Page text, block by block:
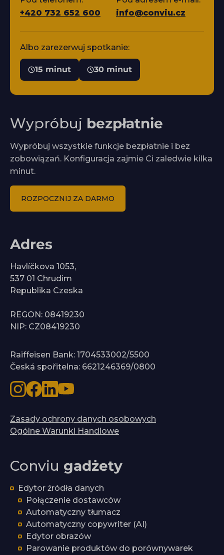
+420 732 652 600
info@conviu.cz
Albo zarezerwuj spotkanie:
15 minut 30 minut
Wypróbuj bezpłatnie
Wypróbuj wszystkie funkcje bezpłatnie i bez
zobowiązań. Konfiguracja zajmie Ci zaledwie kilka
minut.
ROZPOCZNIJ ZA DARMO
Adres
Havlíčkova 1053,
537 01 Chrudim
Republika Czeska
REGON: 08419230
NIP: CZ08419230
Raiffeisen Bank: 1704533002/5500
Česká spořitelna: 6621246369/0800
Zasady ochrony danych osobowych
Ogólne Warunki Handlowe
Conviu gadżety
Edytor źródła danych
Połączenie dostawców
Automatyczny tłumacz
Automatyczny copywriter (AI)
Edytor obrazów
Parowanie produktów do porównywarek